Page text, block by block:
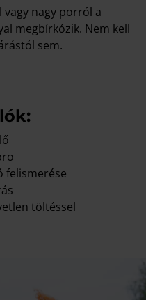
vagy nagy porról a
megbírkózik. Nem kell
sem.
felismerése
töltéssel